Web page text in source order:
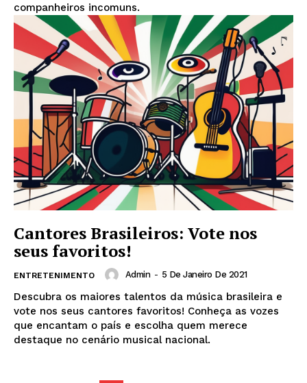
companheiros incomuns.
Cantores Brasileiros: Vote nos
seus favoritos!
ENTRETENIMENTO Admin - 5 De Janeiro De 2021
Descubra os maiores talentos da música brasileira e
vote nos seus cantores favoritos! Conheça as vozes
que encantam o país e escolha quem merece
destaque no cenário musical nacional.